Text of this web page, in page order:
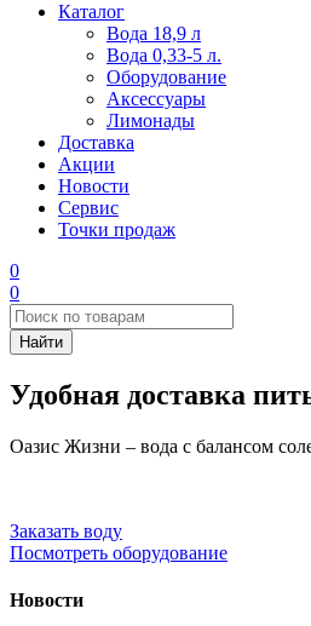
Каталог
Вода 18,9 л
Вода 0,33-5 л.
Оборудование
Аксессуары
Лимонады
Доставка
Акции
Новости
Сервис
Точки продаж
0
0
Удобная доставка
Оазис Жизни – вода с балансом
Заказать воду
Посмотреть оборудование
Новости